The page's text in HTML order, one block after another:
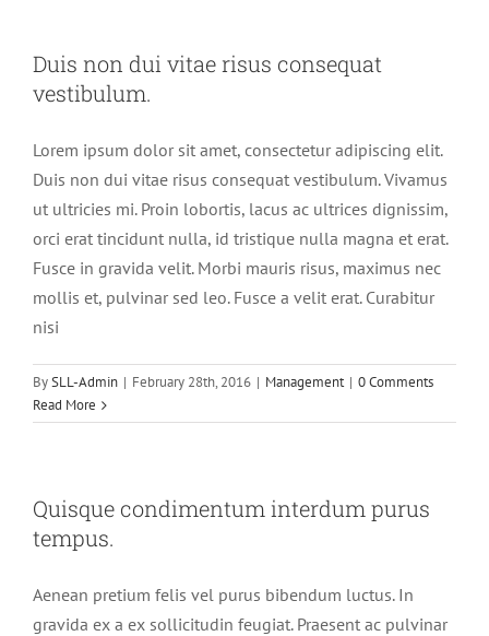
Duis non dui vitae risus consequat
vestibulum.
Lorem ipsum dolor sit amet, consectetur adipiscing elit.
Duis non dui vitae risus consequat vestibulum. Vivamus
ut ultricies mi. Proin lobortis, lacus ac ultrices dignissim,
orci erat tincidunt nulla, id tristique nulla magna et erat.
Fusce in gravida velit. Morbi mauris risus, maximus nec
mollis et, pulvinar sed leo. Fusce a velit erat. Curabitur
nisi
BySLL-Admin | February 28th, 2016 | Management | 0 Comments
Read More
Quisque condimentum interdum purus
tempus.
Aenean pretium felis vel purus bibendum luctus. In
gravida ex a ex sollicitudin feugiat. Praesent ac pulvinar